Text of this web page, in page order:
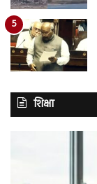
शिक्षा